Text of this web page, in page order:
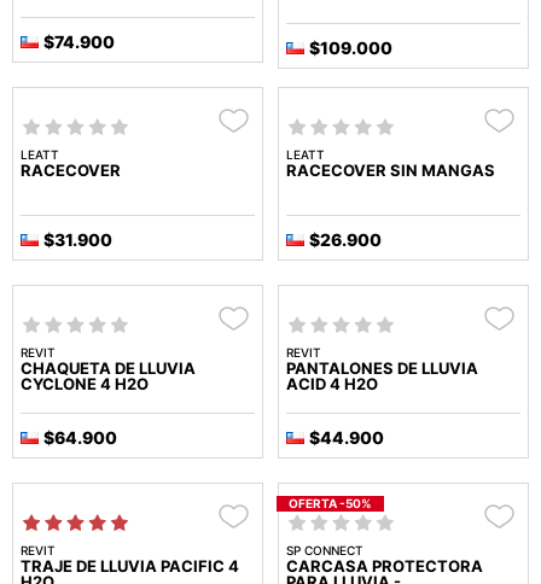
$74.900 $109.000
LEATT
RACECOVER
$31.900
LEATT
RACECOVER SIN MANGAS
$26.900
REVIT
CHAQUETA DE LLUVIA
CYCLONE 4 H2O
$64.900
REVIT
PANTALONES DE LLUVIA
ACID 4 H2O
$44.900
REVIT
TRAJE DE LLUVIA PACIFIC 4
OFERTA -50%
SP CONNECT
CARCASA PROTECTORA